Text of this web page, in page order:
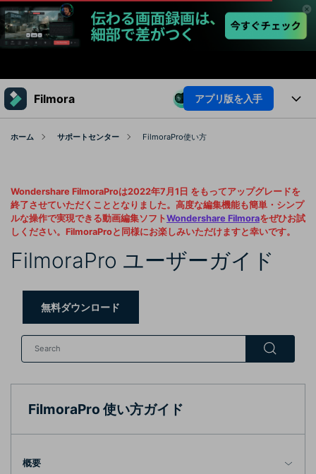
製品
ユーティリティ
法人・教育・パートナー
プラン＆価格
サポート
Filmora アプリ版を入手
製品
製品機能
AI機能
AIヒント
活用法
Filmoraのユーザー層
ビデオソリューション
動画編集関連知識
動画編集のコツ
サポート
カスタマーサポート
ブランド紹介
ホーム サポートセンター FilmoraPro使い方
Wondershare FilmoraProは2022年7月1日 をもってアップグレードを
終了させていただくこととなりました。高度な編集機能も簡単・シンプ
ルな操作で実現できる動画編集ソフトWondershare Filmoraをぜひお試
しください。FilmoraProと同様にお楽しみいただけますと幸いです。
FilmoraPro ユーザーガイド
無料ダウンロード
FilmoraPro 使い方ガイド
概要